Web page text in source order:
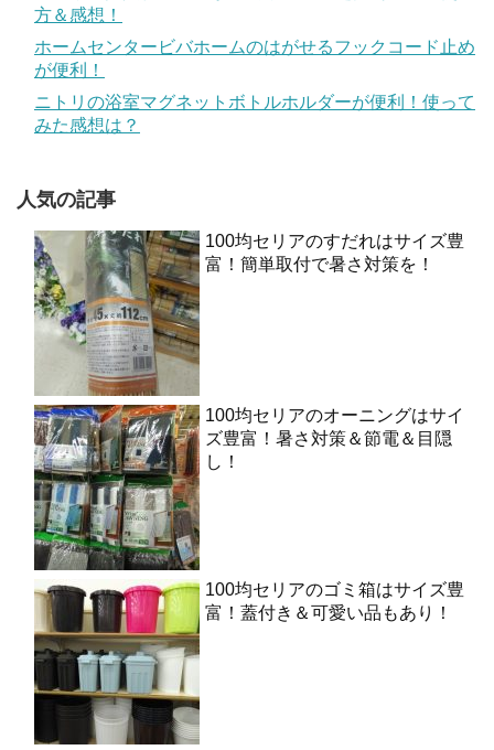
方＆感想！
ホームセンタービバホームのはがせるフックコード止め
が便利！
ニトリの浴室マグネットボトルホルダーが便利！使って
みた感想は？
人気の記事
100均セリアのすだれはサイズ豊
富！簡単取付で暑さ対策を！
100均セリアのオーニングはサイ
ズ豊富！暑さ対策＆節電＆目隠
し！
100均セリアのゴミ箱はサイズ豊
富！蓋付き＆可愛い品もあり！